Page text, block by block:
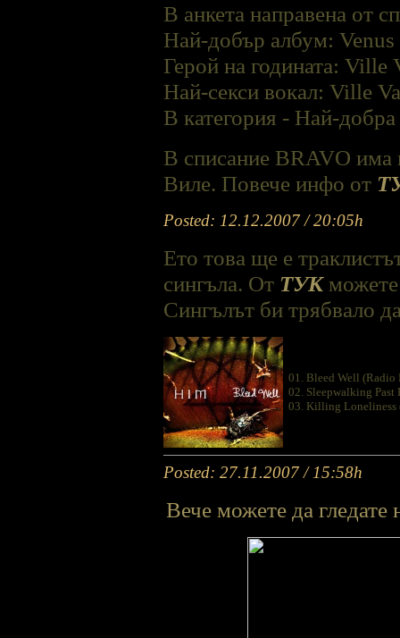
В анкета направена от
Най-добър албум:
Герой на годината: Ville
Най-секси вокал: Ville
В категория - Най-
В списание BRAVO има
Виле. Повече инфо от
Posted: 12.12.2007 / 20:05h
Ето това ще е
сингъла. От ТУКможете
Сингълът би трябвало
01. Bleed Well (Radio
02. Sleepwalking
03. Killing Loneliness
Posted: 27.11.2007 / 15:58h
Вече можете да гледате